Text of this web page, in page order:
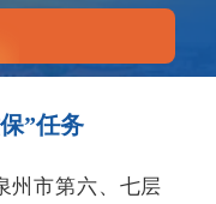
”任务
州市第六、七层